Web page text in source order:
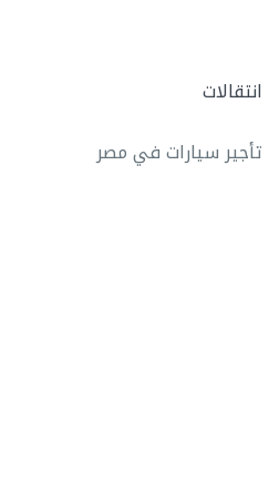
انتقالات
تأجير سيارات في مصر